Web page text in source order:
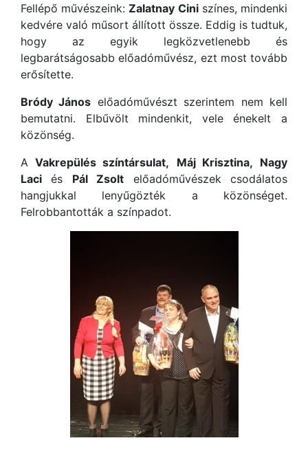
Fellépő művészeink:Zalatnay Ciniszínes, mindenki
kedvére való műsort állított össze. Eddig is tudtuk,
hogy az egyik legközvetlenebb és
legbarátságosabb előadóművész, ezt most tovább
erősítette.
Bródy János előadóművészt szerintem nem kell
bemutatni. Elbűvölt mindenkit, vele énekelt a
közönség.
AVakrepülés színtársulat, Máj Krisztina, Nagy
Laci és Pál Zsolt előadóművészek csodálatos
hangjukkal lenyűgözték a közönséget.
Felrobbantották a színpadot.